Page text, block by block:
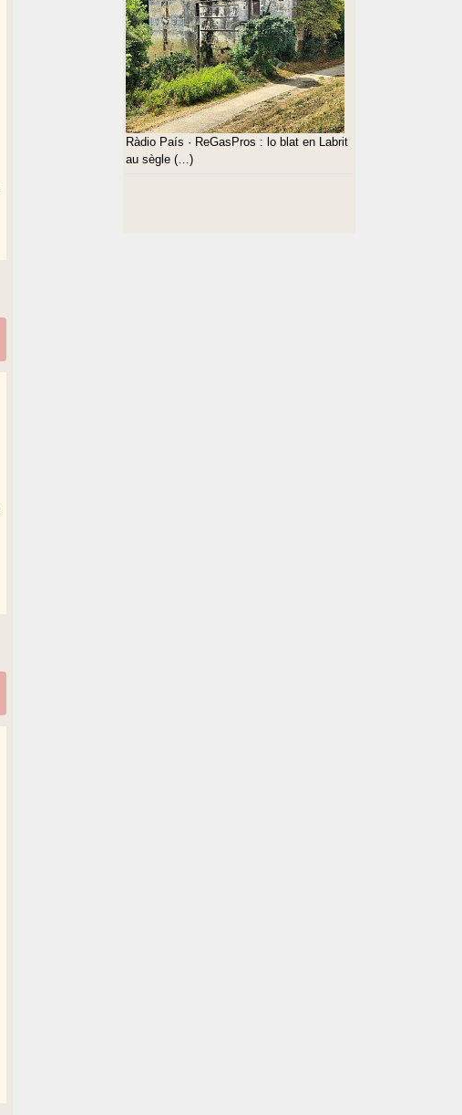
Ràdio País · ReGasPros : lo blat en Labrit
au sègle (…)